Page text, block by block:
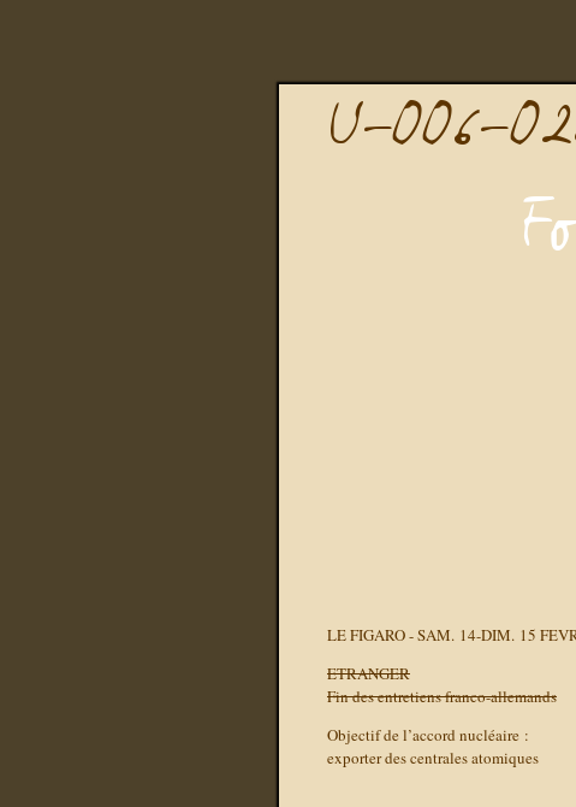
LE FIGARO -SAM. 14-DIM. 15
ETRANGER
Fin des entretiens franco-allemands
Objectif de l’accord nucléaire :
exporter des centrales atomiques